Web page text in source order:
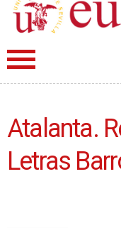
Atalanta.
Letras